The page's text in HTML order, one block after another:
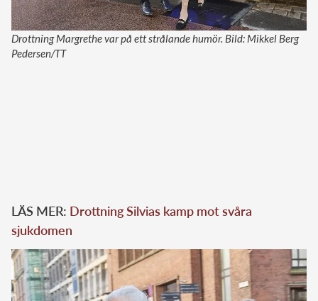
Drottning Margrethe var på ett strålande humör. Bild: Mikkel Berg
Pedersen/TT
LÄS MER: Drottning Silvias kamp mot svåra
sjukdomen